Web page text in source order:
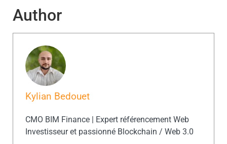
Author
Kylian Bedouet
CMO BIM Finance | Expert référencement Web
Investisseur et passionné Blockchain / Web 3.0